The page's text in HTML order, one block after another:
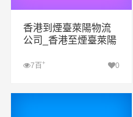
香港到煙臺萊陽物流
公司_香港至煙臺萊陽
7百+ 0
查看詳細(xì)